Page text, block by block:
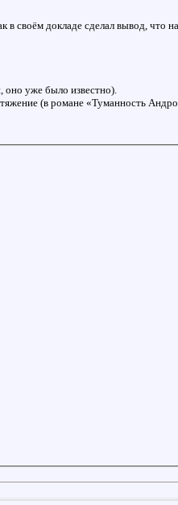
в своём докладе сделал вывод, что
оно уже было известно).
(в романе «Туманность